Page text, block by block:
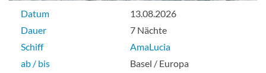
Fixed Window-[D]
Datum
13.08.2026
Dauer
7 Nächte
Schiff
AmaLucia
ab / bis
Basel / Europa